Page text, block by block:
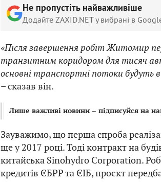
Не пропустіть найважливіше
Додайте ZAXID.NET у вибрані в
«Після завершення робіт Житомир
транзитним коридором для тисяч
основні транспортні потоки будуть
–сказав він.
Лише важливі новини – підписуйся на
Зауважимо, що перша спроба
ще у 2017 році. Тоді контракт на
китайська Sinohydro Corporation.
кредитів ЄБРР та ЄІБ, проєкт